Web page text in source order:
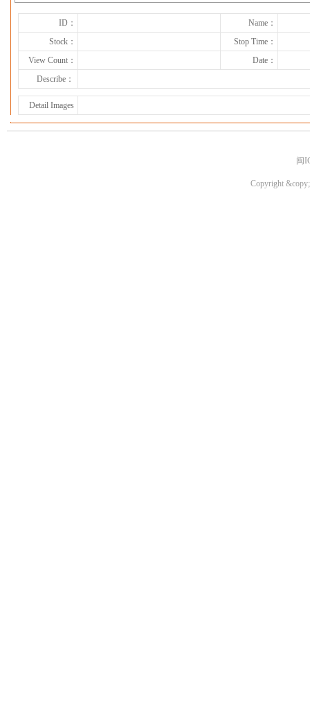
ID：
Name：
Stock：
Stop Time：
View Count：
Date：
Describe：
Detail Images
闽
Copyright